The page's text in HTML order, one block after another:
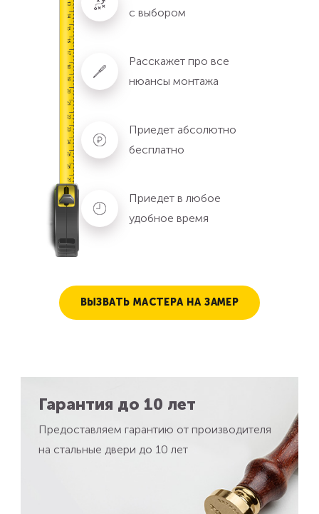
с выбором
Расскажет про все
нюансы монтажа
Приедет абсолютно
бесплатно
Приедет в любое
удобное время
ВЫЗВАТЬ МАСТЕРА НА ЗАМЕР
Гарантия до 10 лет
Предоставляем гарантию от производителя
на стальные двери до 10 лет